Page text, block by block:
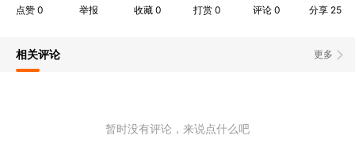
点赞 0 举报 收藏0 打赏 0 评论 0 分享 25
更多
相关评论
暂时没有评论，来说点什么吧